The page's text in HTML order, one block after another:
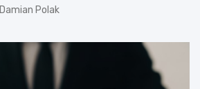
Damian Polak